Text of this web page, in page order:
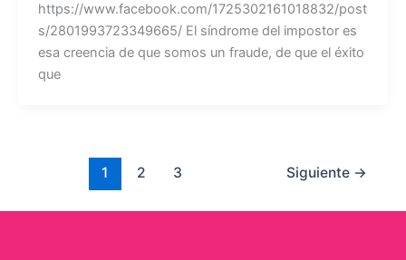
https://www.facebook.com/1725302161018832/post
s/2801993723349665/ El síndrome del impostor es
esa creencia de que somos un fraude, de que el éxito
que
1 2 3 Siguiente →